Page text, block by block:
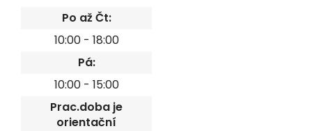
Po až Čt:
10:00 - 18:00
Pá:
10:00 - 15:00
Prac.doba je
orientační